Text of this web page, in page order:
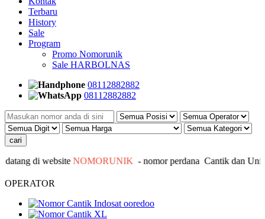
Terbaru
History
Sale
Program
Promo Nomorunik
Sale HARBOLNAS
08112882882
08112882882
di websiteNOMORUNIK- nomorperdana Cantik dan Unik -
OPERATOR